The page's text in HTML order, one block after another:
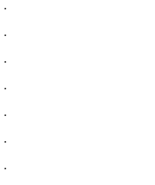
·
·
·
·
·
·
·